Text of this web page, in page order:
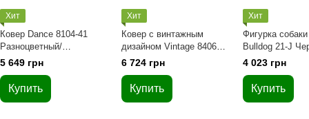
Хит
Ковер Dance 8104-41
Разноцветный/
Шоколадный
5 649 грн
Купить
Хит
Ковер с винтажным
дизайном Vintage 8406
Blau Синий
6 724 грн
Купить
Хит
Фигурка
Bulldog 21-J
4 023 грн
Купить